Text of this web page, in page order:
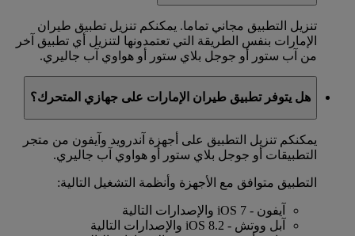
تنزيل التطبيق مجاني تماما. يمكنكم تنزيل تطبيق طيران
الإمارات بنفس الطريقة التي تعتمدونها لتنزيل أي تطبيق آخر
من آب ستور أو جوجل بلاي ستور أو هواوي آب جاليري.
هل يتوفر تطبيق طيران الإمارات على جهازي المتحرك؟
يمكنكم تنزيل التطبيق على أجهزة آندرويد وآيفون من متجر
التطبيقات أو جوجل بلاي ستور أو هواوي آب جاليري.
التطبيق متوافق مع الأجهزة وأنظمة التشغيل التالية:
آيفون - iOS 7 والإصدارات التالية
آبل ووتش - iOS 8.2 والإصدارات التالية